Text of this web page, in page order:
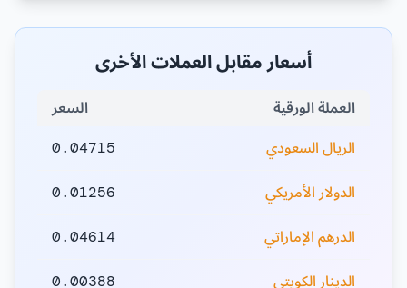
أسعار مقابل العملات الأخرى
العملة الورقية
السعر
الريال السعودي
0.04715
الدولار الأمريكي 0.01256
الدرهم الإماراتي 0.04614
الدينار الكويتي 0.00388